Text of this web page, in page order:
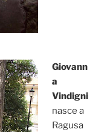
Giovann
a
Vindigni
nasce a
Ragusa